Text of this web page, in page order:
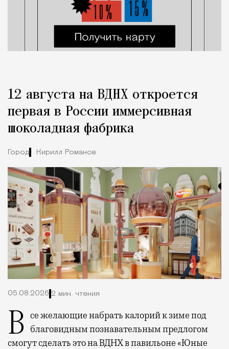
12 августа на ВДНХ откроется
первая в России иммерсивная
шоколадная фабрика
Город Кирилл Романов
05.08.2026 2 мин. чтения
Все желающие набрать калорий к зиме под благовидным познавательным предлогом
смогут сделать это на ВДНХ в павильоне «Юные